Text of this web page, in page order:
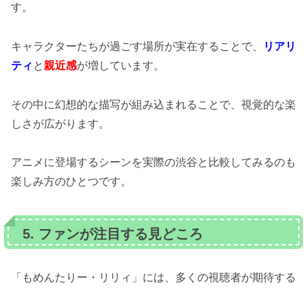
す。
キャラクターたちが過ごす場所が実在することで、
リアリ
ティ と親近感が増しています。
その中に幻想的な描写が組み込まれることで、視覚的な楽
しさが広がります。
アニメに登場するシーンを実際の渋谷と比較してみるのも
楽しみ方のひとつです。
5. ファンが注目する見どころ
「もめんたりー・リリィ」には、多くの視聴者が期待する